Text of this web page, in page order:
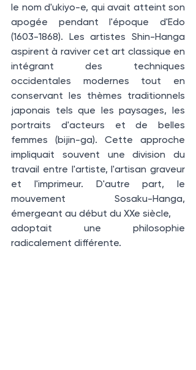
le nom d'ukiyo-e, qui avait atteint son
apogée pendant l'époque d'Edo
(1603-1868). Les artistes Shin-Hanga
aspirent à raviver cet art classique en
intégrant des techniques
occidentales modernes tout en
conservant les thèmes traditionnels
japonais tels que les paysages, les
portraits d'acteurs et de belles
femmes (bijin-ga). Cette approche
impliquait souvent une division du
travail entre l'artiste, l'artisan graveur
et l'imprimeur. D'autre part, le
mouvement Sosaku-Hanga,
émergeant au début du XXe siècle,
adoptait une philosophie
radicalement différente.